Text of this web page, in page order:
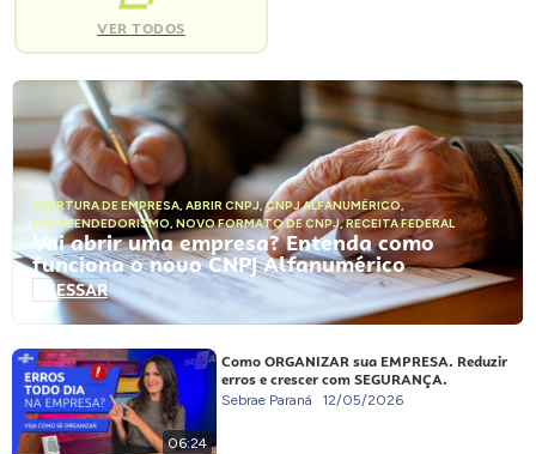
VER TODOS
ABERTURA DE EMPRESA, ABRIR CNPJ,CNPJ ALFANUMÉRICO,
EMPREENDEDORISMO, NOVO FORMATO DE CNPJ,RECEITA FEDERAL
Vai abrir uma empresa? Entenda como
funciona o novo CNPJ Alfanumérico
ACESSAR
06:24
Como ORGANIZAR sua EMPRESA. Reduzir
erros e crescer com SEGURANÇA.
Sebrae Paraná 12/05/2026